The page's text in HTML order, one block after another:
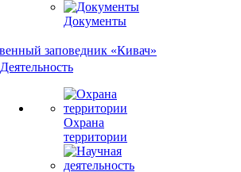
Документы
Деятельность
Охрана
территории